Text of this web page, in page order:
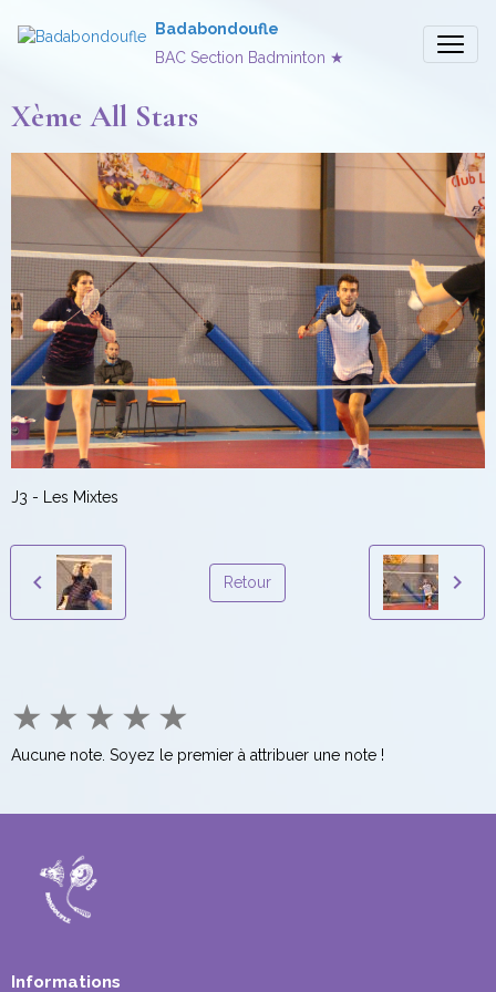
Badabondoufle
BAC Section Badminton ★
Xème All Stars
J3 - Les Mixtes
Retour
★ ★ ★ ★ ★
Aucune note. Soyez le premier à attribuer une note !
Informations